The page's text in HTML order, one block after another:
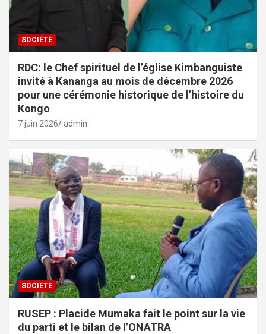
SOCIÉTÉ
RDC: le Chef spirituel de l’église Kimbanguiste
invité à Kananga au mois de décembre 2026
pour une cérémonie historique de l’histoire du
Kongo
7 juin 2026 admin
SOCIÉTÉ
RUSEP : Placide Mumaka fait le point sur la vie
du parti et le bilan de l’ONATRA